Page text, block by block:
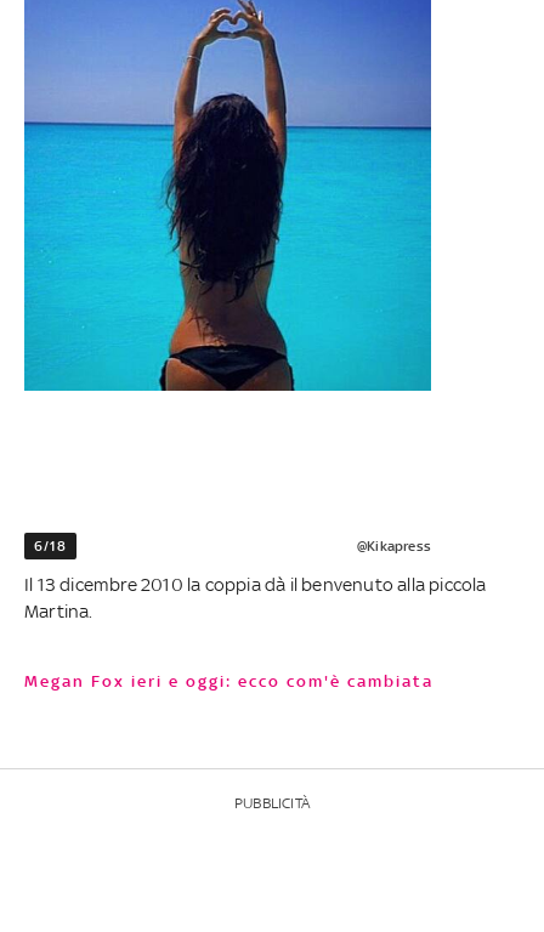
6/18 @Kikapress
Il 13 dicembre 2010 la coppia dà il benvenuto alla piccola
Martina.
Megan Fox ieri e oggi: ecco com'è cambiata
PUBBLICITÀ